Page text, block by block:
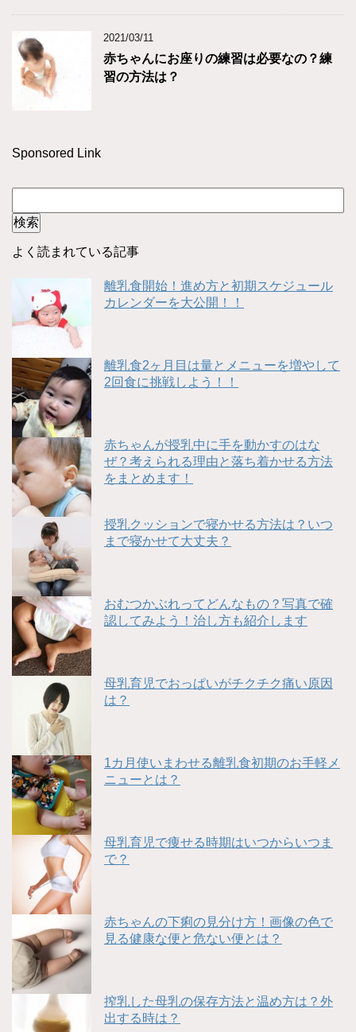
2021/03/11
赤ちゃんにお座りの練習は必要なの？練
習の方法は？
Sponsored Link
よく読まれている記事
離乳食開始！進め方と初期スケジュール
カレンダーを大公開！！
離乳食2ヶ月目は量とメニューを増やして
2回食に挑戦しよう！！
赤ちゃんが授乳中に手を動かすのはな
ぜ？考えられる理由と落ち着かせる方法
をまとめます！
授乳クッションで寝かせる方法は？いつ
まで寝かせて大丈夫？
おむつかぶれってどんなもの？写真で確
認してみよう！治し方も紹介します
母乳育児でおっぱいがチクチク痛い原因
は？
1カ月使いまわせる離乳食初期のお手軽メ
ニューとは？
母乳育児で痩せる時期はいつからいつま
で？
赤ちゃんの下痢の見分け方！画像の色で
見る健康な便と危ない便とは？
搾乳した母乳の保存方法と温め方は？外
出する時は？